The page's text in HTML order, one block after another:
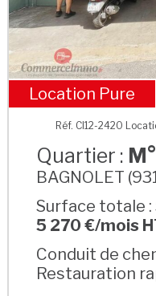
M°
Location Pure
Réf. CI12-2420
Quartier :
BAGNOLET
Surface totale :
5 270 €/mois
Conduit de
Restauration